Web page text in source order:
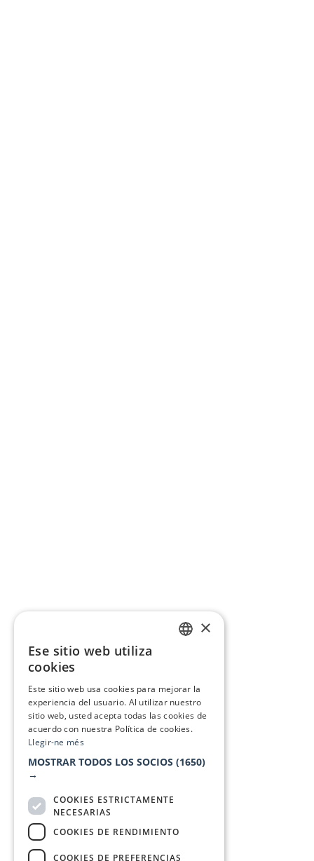
×
Ese sitio web utiliza
cookies
Este sitio web usa cookies para mejorar la
experiencia del usuario. Al utilizar nuestro
sitio web, usted acepta todas las cookies de
acuerdo con nuestra Política de cookies.
Llegir-ne més
MOSTRAR TODOS LOS SOCIOS (1650)
→
COOKIES ESTRICTAMENTE
NECESARIAS
COOKIES DE RENDIMIENTO
COOKIES DE PREFERENCIAS